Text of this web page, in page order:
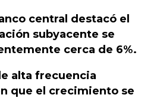
central destacó el
subyacente se
cerca de 6%.
alta frecuencia
que el crecimiento se